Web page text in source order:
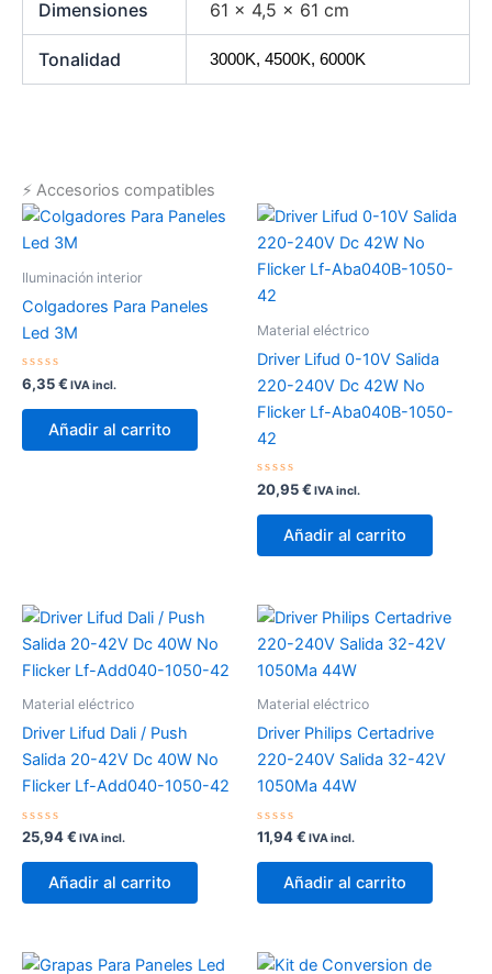
Dimensiones 61 × 4,5 × 61 cm
Tonalidad 3000K, 4500K, 6000K
⚡ Accesorios compatibles
Iluminación interior
Colgadores Para Paneles
Led 3M
Valorado
con
0
6,35€ IVA incl.
Añadir al carrito
Material eléctrico
Driver Lifud 0-10V Salida
220-240V Dc 42W No
Flicker Lf-Aba040B-1050-
42
Valorado
con
0
20,95€ IVA incl.
Añadir al carrito
Material eléctrico
Driver Lifud Dali / Push
Salida 20-42V Dc 40W No
Flicker Lf-Add040-1050-42
Valorado
con
0
25,94€ IVA incl.
Añadir al carrito
Material eléctrico
Driver Philips Certadrive
220-240V Salida 32-42V
1050Ma 44W
Valorado
con
0
11,94€ IVA incl.
Añadir al carrito